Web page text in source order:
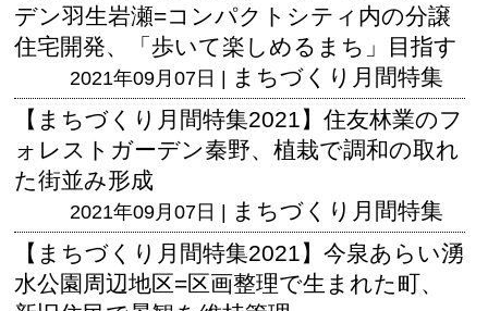
デン羽生岩瀬=コンパクトシティ内の分譲
住宅開発、「歩いて楽しめるまち」目指す
2021年09月07日 |
まちづくり月間特集
【まちづくり月間特集2021】住友林業のフ
ォレストガーデン秦野、植栽で調和の取れ
た街並み形成
2021年09月07日 |
まちづくり月間特集
【まちづくり月間特集2021】今泉あらい湧
水公園周辺地区=区画整理で生まれた町、